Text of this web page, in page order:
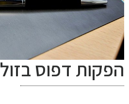
הפקות דפוס בזול